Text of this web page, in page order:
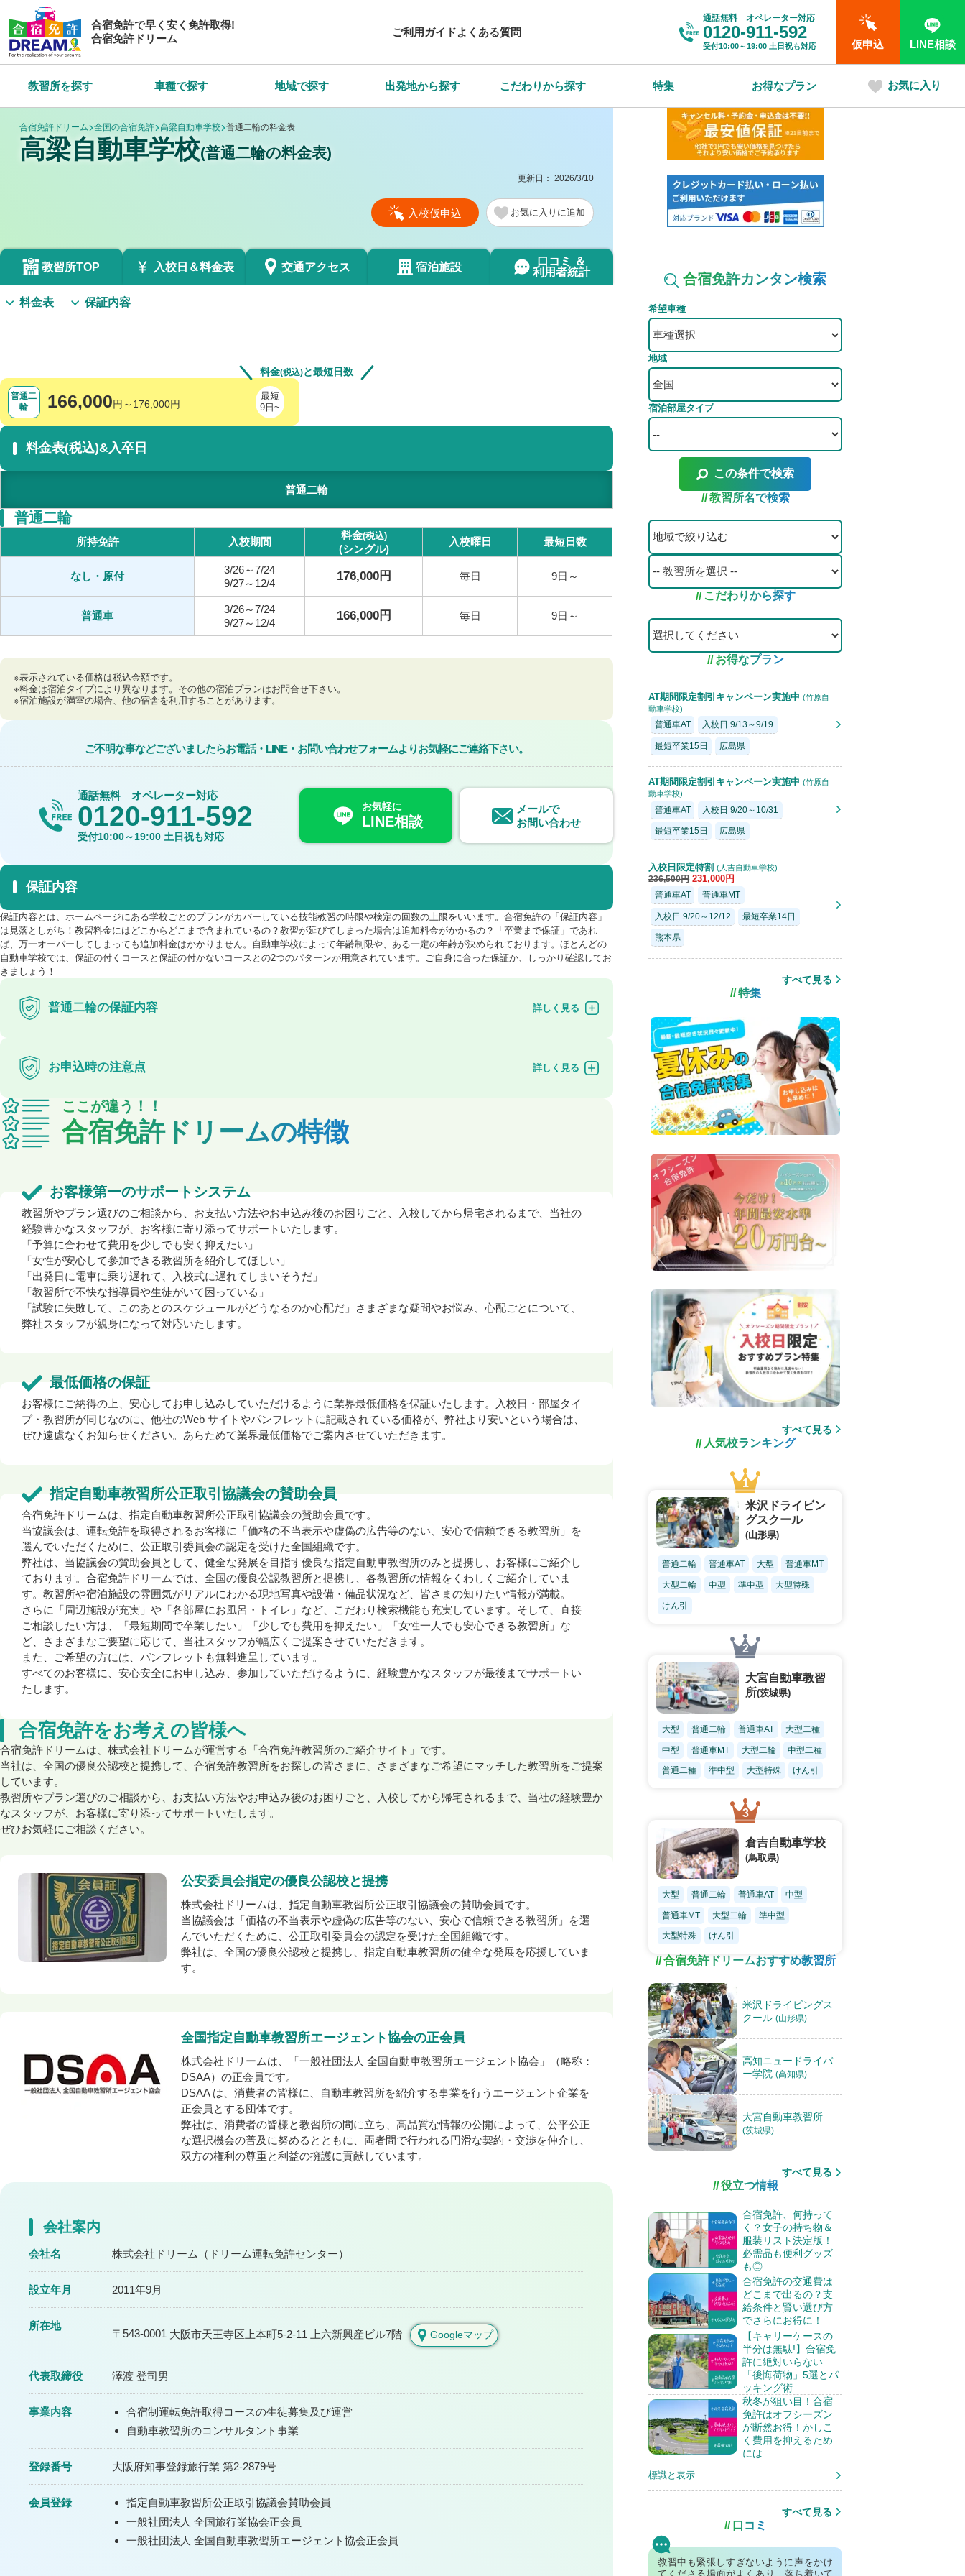
合宿免許で早く安く免許取得!
合宿免許ドリーム
ご利用ガイドよくある質問
通話無料 オペレーター対応
0120-911-592
受付10:00～19:00 土日祝も対応 仮申込 LINE相談
教習所を探す 車種で探す 地域で探す 出発地から探す こだわりから探す 特集 お得なプラン お気に入り
合宿免許ドリーム 全国の合宿免許 高梁自動車学校 普通二輪の料金表
高梁自動車学校(普通二輪の料金表)
更新日： 2026/3/10
入校仮申込 お気に入り
教習所TOP 入校日＆料金表 交通アクセス 宿泊施設
口コミ ＆
利用者統計
料金表 保証内容
料金(税込)と最短日数
普通二
輪
166,000円～176,000円
最短
9日~
料金表(税込)&入卒日
普通二輪
普通二輪
所持免許 入校期間
料金(税込)
(シングル)
入校曜日 最短日数
なし・原付
3/26～7/24
9/27～12/4
176,000円 毎日 9日～
普通車
3/26～7/24
9/27～12/4
166,000円 毎日 9日～
※表示されている価格は税込金額です。
※料金は宿泊タイプにより異なります。その他の宿泊プランはお問合せ下さい。
※宿泊施設が満室の場合、他の宿舎を利用することがあります。
ご不明な事などございましたらお電話・LINE・お問い合わせフォームよりお気軽にご連絡下さい。
通話無料 オペレーター対応
0120-911-592
受付10:00～19:00 土日祝も対応
お気軽に
LINE相談
メールで
お問い合わせ
保証内容
保証内容とは、ホームページにある学校ごとのプランがカバーしている技能教習の時限や検定の回数の上限をいいます。合宿免許の「保証内容」
は見落としがち！教習料金にはどこからどこまで含まれているの？教習が延びてしまった場合は追加料金がかかるの？「卒業まで保証」であれ
ば、万一オーバーしてしまっても追加料金はかかりません。自動車学校によって年齢制限や、ある一定の年齢が決められております。ほとんどの
自動車学校では、保証の付くコースと保証の付かないコースとの2つのパターンが用意されています。ご自身に合った保証か、しっかり確認してお
きましょう！
普通二輪の保証内容
お申込時の注意点
ここが違う！！
合宿免許ドリームの特徴
お客様第一のサポートシステム
教習所やプラン選びのご相談から、お支払い方法やお申込み後のお困りごと、入校してから帰宅されるまで、当社の
経験豊かなスタッフが、お客様に寄り添ってサポートいたします。
「予算に合わせて費用を少しでも安く抑えたい」
「女性が安心して参加できる教習所を紹介してほしい」
「出発日に電車に乗り遅れて、入校式に遅れてしまいそうだ」
「教習所で不快な指導員や生徒がいて困っている」
「試験に失敗して、このあとのスケジュールがどうなるのか心配だ」さまざまな疑問やお悩み、心配ごとについて、
弊社スタッフが親身になって対応いたします。
最低価格の保証
お客様にご納得の上、安心してお申し込みしていただけるように業界最低価格を保証いたします。入校日・部屋タイ
プ・教習所が同じなのに、他社のWeb サイトやパンフレットに記載されている価格が、弊社より安いという場合は、
ぜひ遠慮なくお知らせください。あらためて業界最低価格でご案内させていただきます。
指定自動車教習所公正取引協議会の賛助会員
合宿免許ドリームは、指定自動車教習所公正取引協議会の賛助会員です。
当協議会は、運転免許を取得されるお客様に「価格の不当表示や虚偽の広告等のない、安心で信頼できる教習所」を
選んでいただくために、公正取引委員会の認定を受けた全国組織です。
弊社は、当協議会の賛助会員として、健全な発展を目指す優良な指定自動車教習所のみと提携し、お客様にご紹介し
ております。合宿免許ドリームでは、全国の優良公認教習所と提携し、各教習所の情報をくわしくご紹介していま
す。教習所や宿泊施設の雰囲気がリアルにわかる現地写真や設備・備品状況など、皆さまの知りたい情報が満載。
さらに「周辺施設が充実」や「各部屋にお風呂・トイレ」など、こだわり検索機能も充実しています。そして、直接
ご相談したい方は、「最短期間で卒業したい」「少しでも費用を抑えたい」「女性一人でも安心できる教習所」な
ど、さまざまなご要望に応じて、当社スタッフが幅広くご提案させていただきます。
また、ご希望の方には、パンフレットも無料進呈しています。
すべてのお客様に、安心安全にお申し込み、参加していただけるように、経験豊かなスタッフが最後までサポートい
たします。
合宿免許をお考えの皆様へ
合宿免許ドリームは、株式会社ドリームが運営する「合宿免許教習所のご紹介サイト」です。
当社は、全国の優良公認校と提携して、合宿免許教習所をお探しの皆さまに、さまざまなご希望にマッチした教習所をご提案
しています。
教習所やプラン選びのご相談から、お支払い方法やお申込み後のお困りごと、入校してから帰宅されるまで、当社の経験豊か
なスタッフが、お客様に寄り添ってサポートいたします。
ぜひお気軽にご相談ください。
公安委員会指定の優良公認校と提携
株式会社ドリームは、指定自動車教習所公正取引協議会の賛助会員です。
当協議会は「価格の不当表示や虚偽の広告等のない、安心で信頼できる教習所」を選
んでいただくために、公正取引委員会の認定を受けた全国組織です。
弊社は、全国の優良公認校と提携し、指定自動車教習所の健全な発展を応援していま
す。
全国指定自動車教習所エージェント協会の正会員
株式会社ドリームは、「一般社団法人 全国自動車教習所エージェント協会」（略称：
DSAA）の正会員です。
DSAA は、消費者の皆様に、自動車教習所を紹介する事業を行うエージェント企業を
正会員とする団体です。
弊社は、消費者の皆様と教習所の間に立ち、高品質な情報の公開によって、公平公正
な選択機会の普及に努めるとともに、両者間で行われる円滑な契約・交渉を仲介し、
双方の権利の尊重と利益の擁護に貢献しています。
会社案内
会社名 株式会社ドリーム （ドリーム運転免許センター）
設立年月 2011年9月
所在地
〒543-0001 大阪市天王寺区上本町5-2-11 上六新興産ビル7階 Googleマップ
代表取締役 澤渡 登司男
事業内容
合宿制運転免許取得コースの生徒募集及び運営
自動車教習所のコンサルタント事業
登録番号 大阪府知事登録旅行業 第2-2879号
会員登録
指定自動車教習所公正取引協議会賛助会員
一般社団法人 全国旅行業協会正会員
一般社団法人 全国自動車教習所エージェント協会正会員
合宿免許カンタン検索
希望車種
地域
宿泊部屋タイプ
この条件で検索
教習所名で検索
こだわりから探す
お得なプラン
AT期間限定割引キャンペーン実施中 (竹原自
動車学校)
普通車AT 入校日 9/13～9/19
最短卒業15日 広島県
AT期間限定割引キャンペーン実施中 (竹原自
動車学校)
普通車AT 入校日 9/20～10/31
最短卒業15日 広島県
入校日限定特割 (人吉自動車学校)
236,500円 231,000円
普通車AT 普通車MT
入校日 9/20～12/12 最短卒業14日
熊本県
すべて見る
特集
すべて見る
人気校ランキング
米沢ドライビン
グスクール
(山形県)
普通二輪 普通車AT 大型 普通車MT
大型二輪 中型 準中型 大型特殊
けん引
大宮自動車教習
所(茨城県)
大型 普通二輪 普通車AT 大型二種
中型 普通車MT 大型二輪 中型二種
普通二種 準中型 大型特殊 けん引
倉吉自動車学校
(鳥取県)
大型 普通二輪 普通車AT 中型
普通車MT 大型二輪 準中型
大型特殊 けん引
合宿免許ドリームおすすめ教習所
米沢ドライビングス
クール(山形県)
高知ニュードライバ
ー学院(高知県)
大宮自動車教習所
(茨城県)
すべて見る
役立つ情報
合宿免許、何持って
く？女子の持ち物＆
服装リスト決定版！
必需品も便利グッズ
も◎
合宿免許の交通費は
どこまで出るの？支
給条件と賢い選び方
でさらにお得に！
【キャリーケースの
半分は無駄!】合宿免
許に絶対いらない
「後悔荷物」5選とパ
ッキング術
秋冬が狙い目！合宿
免許はオフシーズン
が断然お得！かしこ
く費用を抑えるため
には
標識と表示
すべて見る
口コミ
教習中も緊張しすぎないように声をかけ
てくださる場面がよくあり、落ち着いて